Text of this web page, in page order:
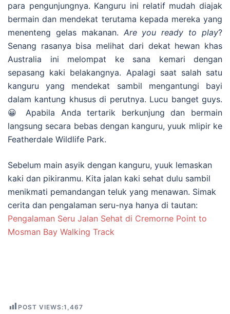
para pengunjungnya. Kanguru ini relatif mudah diajak
bermain dan mendekat terutama kepada mereka yang
menenteng gelas makanan. Are you ready to play?
Senang rasanya bisa melihat dari dekat hewan khas
Australia ini melompat ke sana kemari dengan
sepasang kaki belakangnya. Apalagi saat salah satu
kanguru yang mendekat sambil mengantungi bayi
dalam kantung khusus di perutnya. Lucu banget guys.
😀 Apabila Anda tertarik berkunjung dan bermain
langsung secara bebas dengan kanguru, yuuk mlipir ke
Featherdale Wildlife Park.
Sebelum main asyik dengan kanguru, yuuk lemaskan
kaki dan pikiranmu. Kita jalan kaki sehat dulu sambil
menikmati pemandangan teluk yang menawan. Simak
cerita dan pengalaman seru-nya hanya di tautan:
Pengalaman Seru Jalan Sehat di Cremorne Point to
Mosman Bay Walking Track
POST VIEWS:1,467